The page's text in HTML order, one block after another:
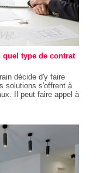
type de contrat
décide d'y faire
solutions s'offrent à
Il peut faire appel à